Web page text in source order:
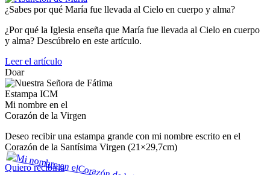
¿Sabes por qué María fue llevada al Cielo en cuerpo y alma?
¿Por qué la Iglesia enseña que María fue llevada al Cielo en cuerpo
y alma? Descúbrelo en este artículo.
Leer el artículo
Doar
Estampa ICM
Mi nombre en el
Corazón de la Virgen
Deseo recibir una estampa grande con mi nombre escrito en el
Corazón de la Santísima Virgen (21×29,7cm)
Quiero recibirla